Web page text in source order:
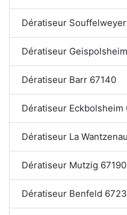
Dératiseur
Dératiseur
Dératiseur Barr 67140
Dératiseur Eckbolsheim
Dératiseur La
Dératiseur Mutzig 67190
Dératiseur Benfeld